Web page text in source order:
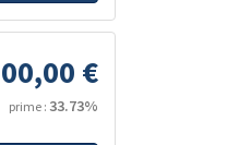
€
prime : 33.73%